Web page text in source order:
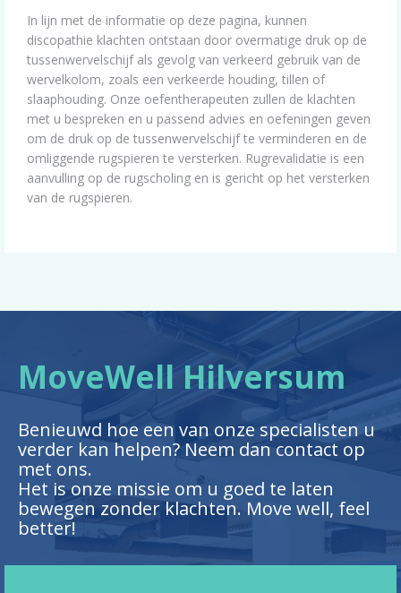
In lijn met de informatie op deze pagina, kunnen
discopathie klachten ontstaan door overmatige druk op de
tussenwervelschijf als gevolg van verkeerd gebruik van de
wervelkolom, zoals een verkeerde houding, tillen of
slaaphouding. Onze oefentherapeuten zullen de klachten
met u bespreken en u passend advies en oefeningen geven
om de druk op de tussenwervelschijf te verminderen en de
omliggende rugspieren te versterken. Rugrevalidatie is een
aanvulling op de rugscholing en is gericht op het versterken
van de rugspieren.
MoveWell Hilversum
Benieuwd hoe een van onze specialisten u
verder kan helpen? Neem dan contact op
met ons.
Het is onze missie om u goed te laten
bewegen zonder klachten. Move well, feel
better!